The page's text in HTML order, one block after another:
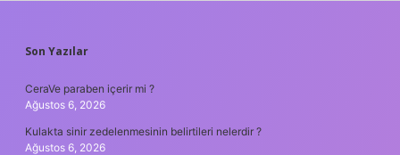
SIDEBAR
Son Yazılar
CeraVe paraben içerir mi ?
Ağustos 6, 2026
Kulakta sinir zedelenmesinin belirtileri nelerdir ?
Ağustos 6, 2026